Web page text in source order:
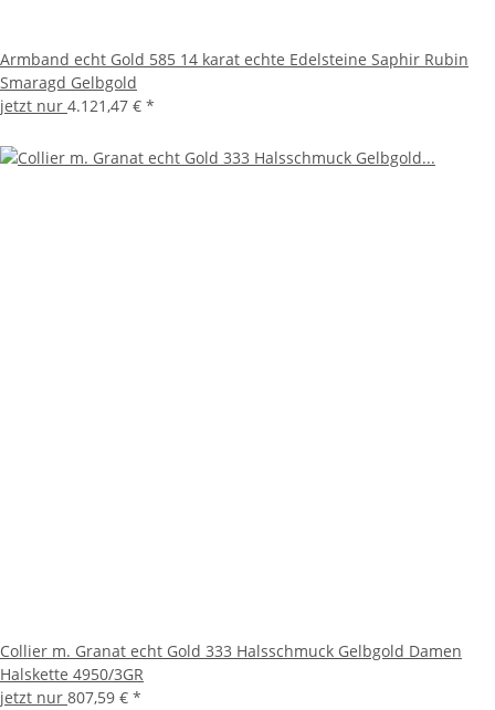
Armband echt Gold 585 14 karat echte Edelsteine Saphir Rubin
Smaragd Gelbgold
jetzt nur 4.121,47 € *
Collier m. Granat echt Gold 333 Halsschmuck Gelbgold Damen
Halskette 4950/3GR
jetzt nur 807,59 € *